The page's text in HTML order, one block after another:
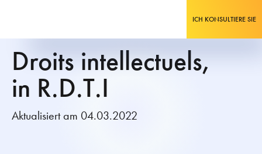
ICH KONSULTIERE SIE
Droits intellectuels,
in R.D.T.I
Aktualisiert am 04.03.2022